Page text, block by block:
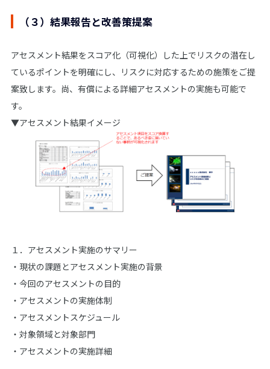
（３）結果報告と改善策提案
アセスメント結果をスコア化（可視化）した上でリスクの潜在し
ているポイントを明確にし、リスクに対応するための施策をご提
案致します。尚、有償による詳細アセスメントの実施も可能で
す。
▼アセスメント結果イメージ
１．アセスメント実施のサマリー
・現状の課題とアセスメント実施の背景
・今回のアセスメントの目的
・アセスメントの実施体制
・アセスメントスケジュール
・対象領域と対象部門
・アセスメントの実施詳細